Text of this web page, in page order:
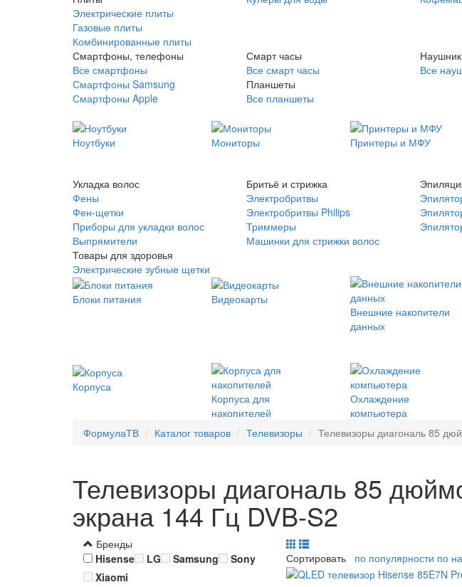
Электрические плиты
Газовые плиты
Комбинированные плиты
Смартфоны, телефоны
Все смартфоны
Смартфоны Samsung
Смартфоны Apple
Смарт часы
Все смарт часы
Планшеты
Все планшеты
Все
Ноутбуки Мониторы
Принтеры и МФУ
Укладка волос
Фены
Фен-щетки
Приборы для укладки волос
Выпрямители
Товары для здоровья
Электрические зубные щетки
Бритьё и стрижка
Электробритвы
Электробритвы Philips
Триммеры
Машинки для стрижки волос
Блоки питания
Видеокарты
Внешние накопители
данных
Корпуса
Корпуса для
накопителей
Охлаждение
компьютера
ФормулаТВ Каталог товаров Телевизоры Телевизоры диагональ 85
Телевизоры диагональ 85
экрана 144 Гц DVB-S2
Бренды
Hisense
LG Samsung
Sony
Xiaomi
Сортировать по популярности по